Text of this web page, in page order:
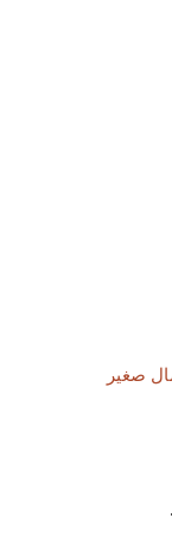
صغير
.